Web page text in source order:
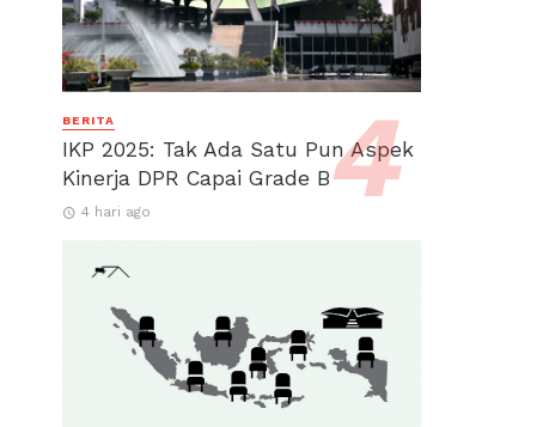
BERITA
IKP 2025: Tak Ada Satu Pun Aspek
Kinerja DPR Capai Grade B
4 hari ago